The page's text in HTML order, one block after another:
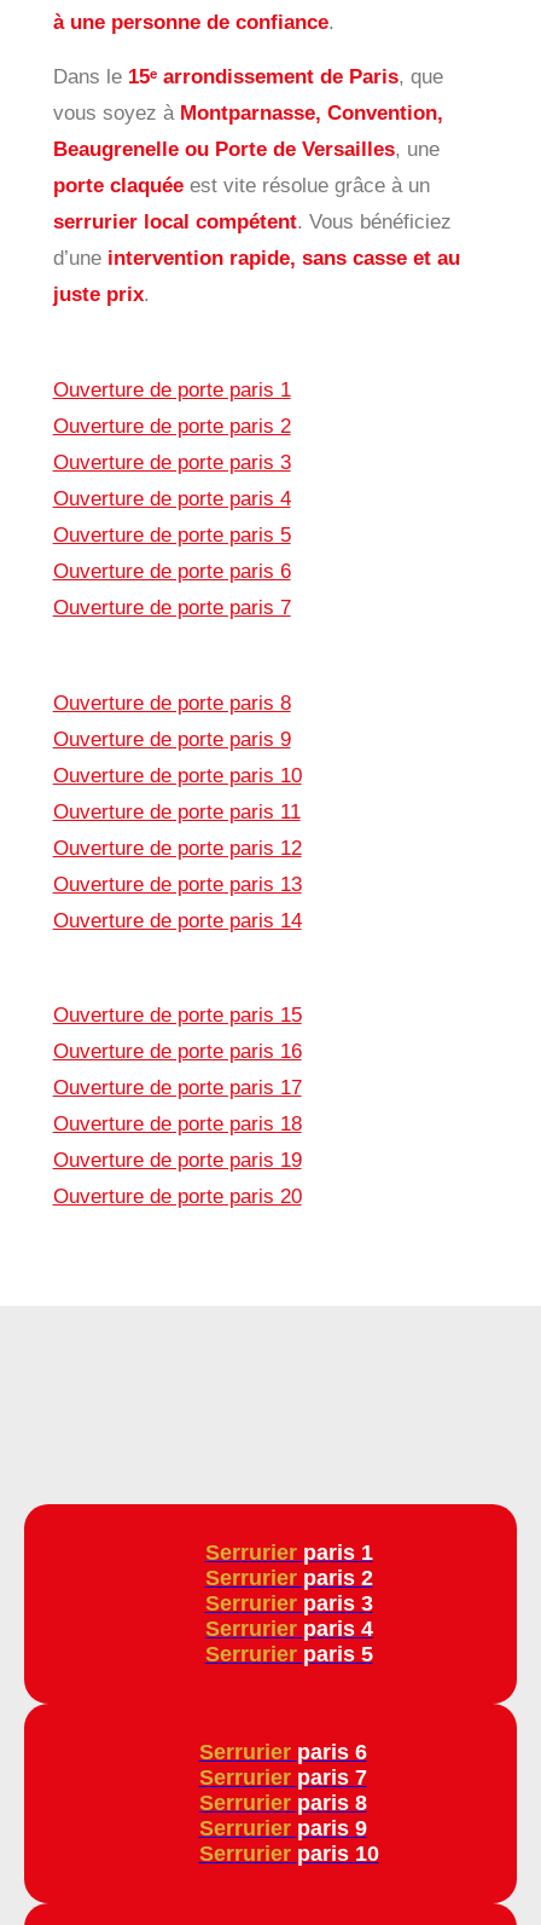
à une personne de confiance.
Dans le 15ᵉ arrondissement de Paris, que
vous soyez à Montparnasse, Convention,
Beaugrenelle ou Porte de Versailles, une
porte claquéeest vite résolue grâce à un
serrurier local compétent. Vous bénéficiez
d’une intervention rapide, sans casse et au
juste prix.
Ouverture de porte paris 1
Ouverture de porte paris 2
Ouverture de porte paris 3
Ouverture de porte paris 4
Ouverture de porte paris 5
Ouverture de porte paris 6
Ouverture de porte paris 7
Ouverture de porte paris 8
Ouverture de porte paris 9
Ouverture de porte paris 10
Ouverture de porte paris 11
Ouverture de porte paris 12
Ouverture de porte paris 13
Ouverture de porte paris 14
Ouverture de porte paris 15
Ouverture de porte paris 16
Ouverture de porte paris 17
Ouverture de porte paris 18
Ouverture de porte paris 19
Ouverture de porte paris 20
Serrurier paris 1
Serrurier paris 2
Serrurier paris 3
Serrurier paris 4
Serrurier paris 5
Serrurier paris 6
Serrurier paris 7
Serrurier paris 8
Serrurier paris 9
Serrurier paris 10